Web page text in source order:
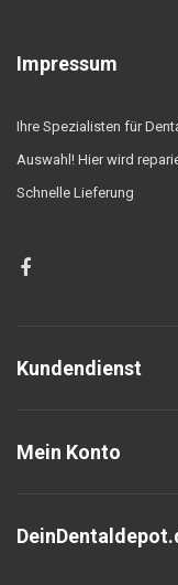
Impressum
Ihre Spezialisten für
Auswahl! Hier wird
Schnelle Lieferung
Kundendienst
Mein Konto